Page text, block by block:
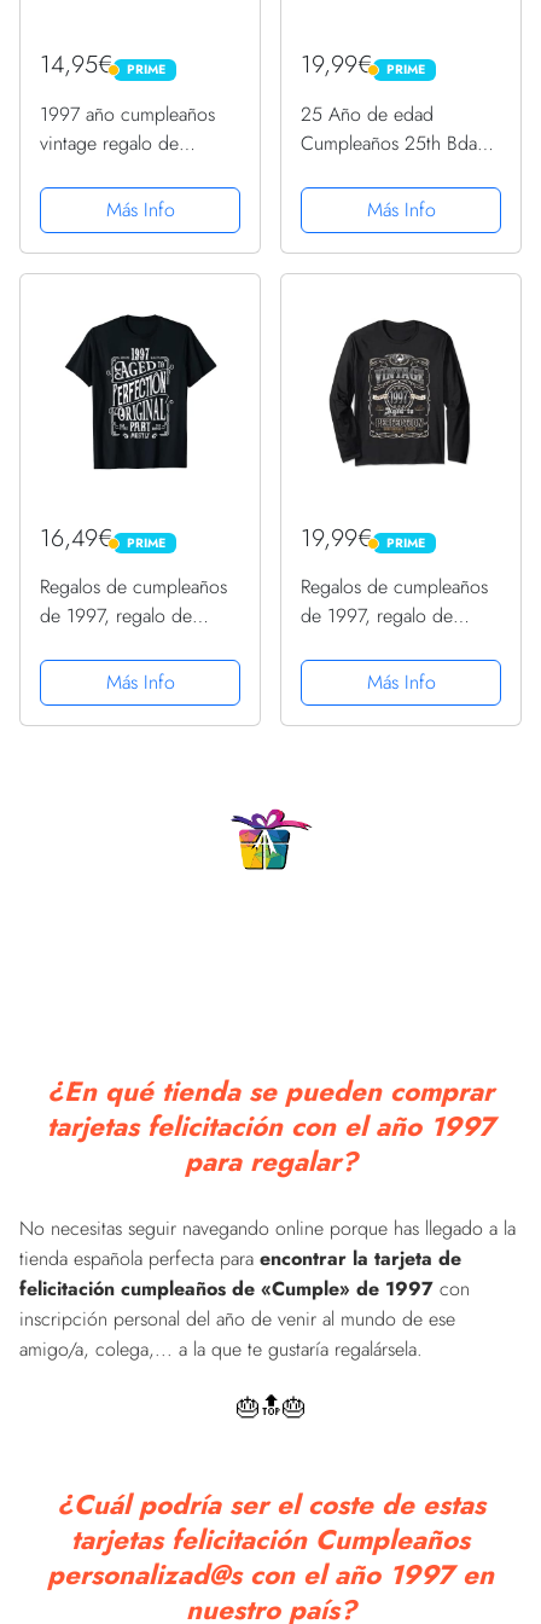
14,95€ PRIME
PRIME
1997 año cumpleaños
vintage regalo de
Más Info
19,99€ PRIME
PRIME
25 Año de edad
Cumpleaños 25th Bday
de cumpleaños Manga
Larga
Más Info
16,49€ PRIME
PRIME
Regalos de cumpleaños
de 1997, regalo de
CamisetaMás Info
19,99€ PRIME
PRIME
Regalos de cumpleaños
de 1997, regalo de
Manga LargaMás Info
¿En qué tienda se pueden comprar
tarjetas felicitación con el año 1997
para regalar?
No necesitas seguir navegando online porque has llegado a la
tienda española perfecta para encontrar la tarjeta de
felicitación cumpleaños de «Cumple» de 1997 con
inscripción personal del año de venir al mundo de ese
amigo/a, colega,... a la que te gustaría regalársela.
🎂🔝🎂
¿Cuál podría ser el coste de estas
tarjetas felicitación Cumpleaños
personalizad@s con el año 1997 en
nuestro país?